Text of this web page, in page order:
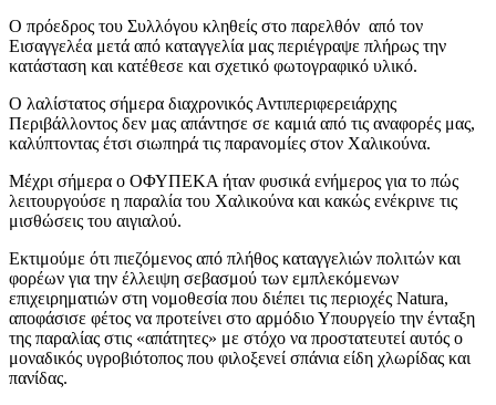
Ο πρόεδρος του Συλλόγου κληθείς στο παρελθόν από τον
Εισαγγελέα μετά από καταγγελία μας περιέγραψε πλήρως την
κατάσταση και κατέθεσε και σχετικό φωτογραφικό υλικό.
Ο λαλίστατος σήμερα διαχρονικός Αντιπεριφερειάρχης
Περιβάλλοντος δεν μας απάντησε σε καμιά από τις αναφορές μας,
καλύπτοντας έτσι σιωπηρά τις παρανομίες στον Χαλικούνα.
Μέχρι σήμερα ο ΟΦΥΠΕΚΑ ήταν φυσικά ενήμερος για το πώς
λειτουργούσε η παραλία του Χαλικούνα και κακώς ενέκρινε τις
μισθώσεις του αιγιαλού.
Εκτιμούμε ότι πιεζόμενος από πλήθος καταγγελιών πολιτών και
φορέων για την έλλειψη σεβασμού των εμπλεκόμενων
επιχειρηματιών στη νομοθεσία που διέπει τις περιοχές Natura,
αποφάσισε φέτος να προτείνει στο αρμόδιο Υπουργείο την ένταξη
της παραλίας στις «απάτητες» με στόχο να προστατευτεί αυτός ο
μοναδικός υγροβιότοπος που φιλοξενεί σπάνια είδη χλωρίδας και
πανίδας.